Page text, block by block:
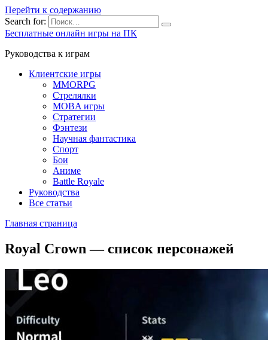
Перейти к содержанию
Search for:
Бесплатные онлайн игры на ПК
Руководства к играм
Клиентские игры
MMORPG
Стрелялки
MOBA игры
Стратегии
Фэнтези
Научная фантастика
Спорт
Бои
Аниме
Battle Royale
Руководства
Все статьи
Главная страница
Royal Crown — список персонажей